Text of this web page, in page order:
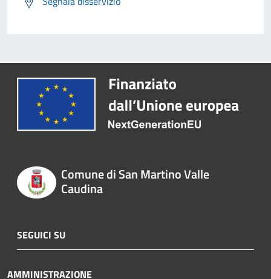
Comune di San Martino Valle
Caudina
SEGUICI SU
AMMINISTRAZIONE